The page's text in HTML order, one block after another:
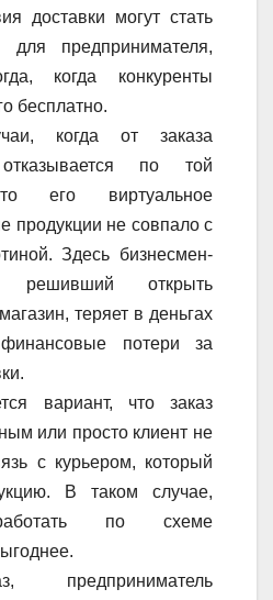
доставки могут стать
для предпринимателя,
когда конкуренты
бесплатно.
когда от заказа
отказывается по той
его виртуальное
продукции не совпало с
Здесь бизнесмен-
решивший открыть
теряет в деньгах
потери за
вариант, что заказ
или просто клиент не
с курьером, который
В таком случае,
по схеме